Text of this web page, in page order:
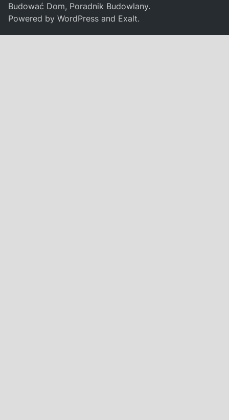
Budować Dom, Poradnik Budowlany.
Powered byWordPress and Exalt.